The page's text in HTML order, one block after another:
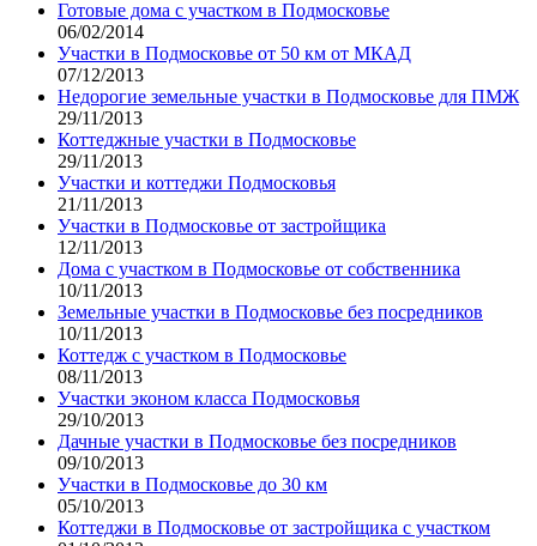
Готовые дома с участком в Подмосковье
06/02/2014
Участки в Подмосковье от 50 км от МКАД
07/12/2013
Недорогие земельные участки в Подмосковье для ПМЖ
29/11/2013
Коттеджные участки в Подмосковье
29/11/2013
Участки и коттеджи Подмосковья
21/11/2013
Участки в Подмосковье от застройщика
12/11/2013
Дома с участком в Подмосковье от собственника
10/11/2013
Земельные участки в Подмосковье без посредников
10/11/2013
Коттедж с участком в Подмосковье
08/11/2013
Участки эконом класса Подмосковья
29/10/2013
Дачные участки в Подмосковье без посредников
09/10/2013
Участки в Подмосковье до 30 км
05/10/2013
Коттеджи в Подмосковье от застройщика с участком